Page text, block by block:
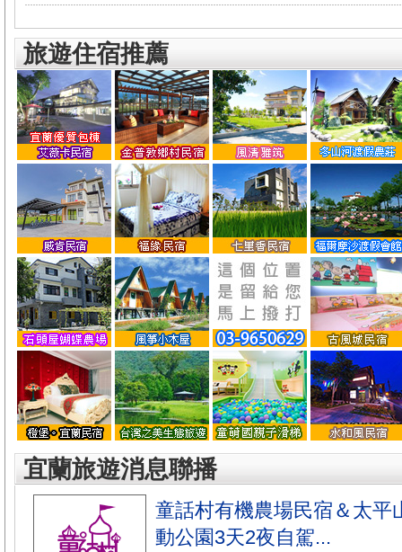
旅遊住宿推薦
宜蘭旅遊消息聯播
童話村有機農場民宿＆太平
動公園3天2夜自駕...